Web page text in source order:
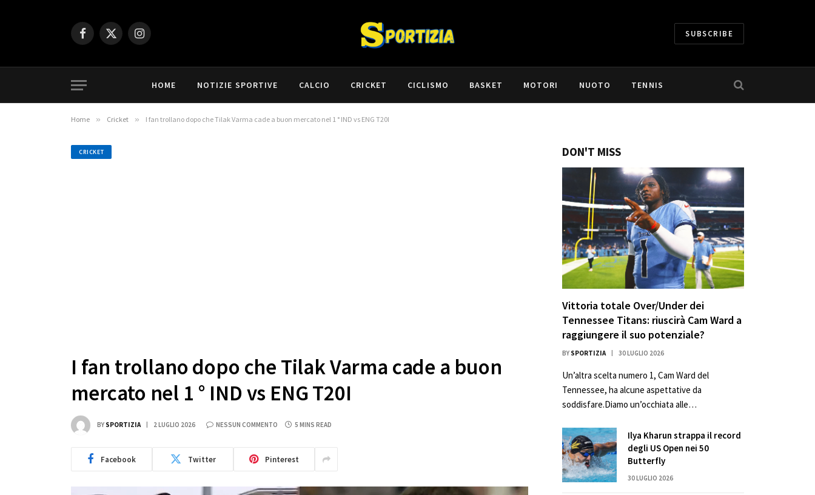
Facebook
X
Instagram SUBSCRIBE
HOME NOTIZIE SPORTIVE CALCIO CRICKET CICLISMO BASKET MOTORI NUOTO TENNIS
Home » Cricket » I fan trollano dopo che Tilak Varma cade a buon mercato nel 1 ° IND vs ENG T20I
CRICKET
I fan trollano dopo che Tilak Varma cade a buon
mercato nel 1 ° IND vs ENG T20I
BY SPORTIZIA 2 LUGLIO 2026 NESSUN COMMENTO 5 MINS READ
Facebook Twitter Pinterest
DON'T MISS
Vittoria totale Over/Under dei
Tennessee Titans: riuscirà Cam Ward a
raggiungere il suo potenziale?
BY SPORTIZIA 30 LUGLIO 2026
Un’altra scelta numero 1, Cam Ward del
Tennessee, ha alcune aspettative da
soddisfare.Diamo un’occhiata alle…
Ilya Kharun strappa il record
degli US Open nei 50
Butterfly
30 LUGLIO 2026